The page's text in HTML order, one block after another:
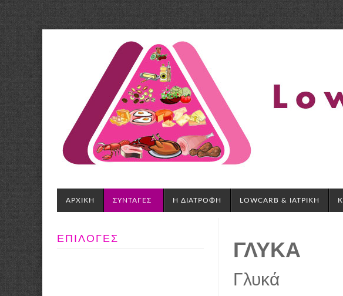
LowCarbLife.org
ΑΡΧΙΚΗ ΣΥΝΤΑΓΕΣ Η ΔΙΑΤΡΟΦΗ LOWCARB & ΙΑΤΡΙΚΗ
ΓΛΥΚΑ
Γλυκά
ΕΠΙΛΟΓΕΣ